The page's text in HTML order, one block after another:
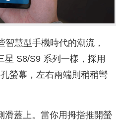
慧型手機時代的潮流，
星 S8/S9 系列一樣，採用
螢幕，左右兩端則稍稍彎
滑蓋上。當你用拇指推開螢